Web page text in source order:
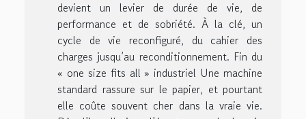
devient un levier de durée de vie, de
performance et de sobriété. À la clé, un
cycle de vie reconfiguré, du cahier des
charges jusqu’au reconditionnement. Fin du
« one size fits all » industriel Une machine
standard rassure sur le papier, et pourtant
elle coûte souvent cher dans la vraie vie.